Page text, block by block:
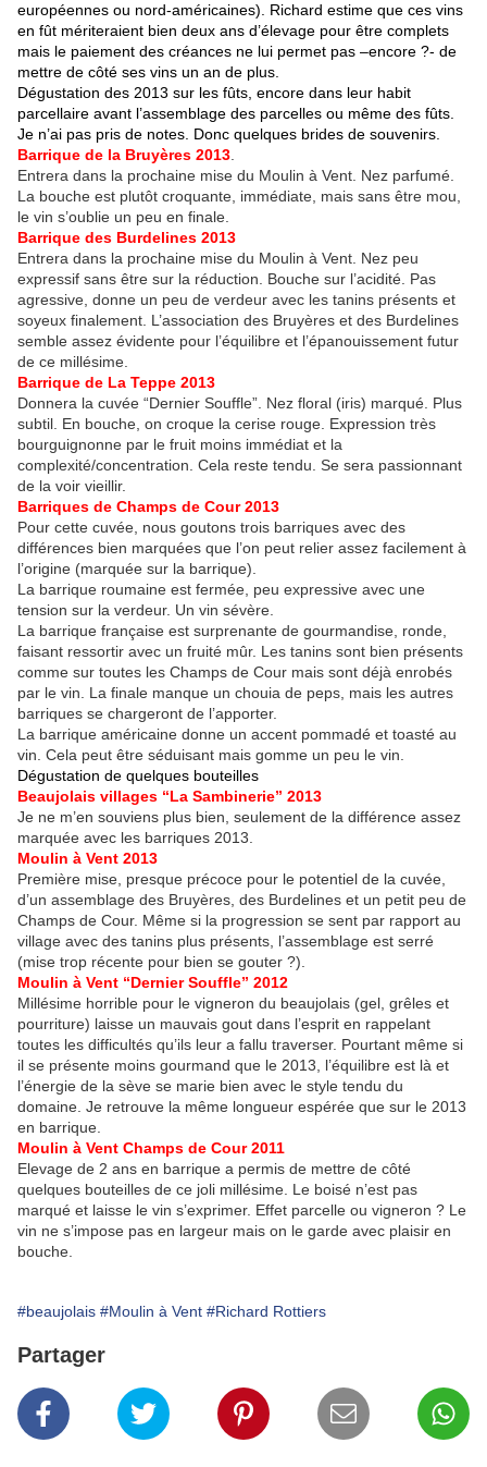
européennes ou nord-américaines). Richard estime que ces vins
en fût mériteraient bien deux ans d’élevage pour être complets
mais le paiement des créances ne lui permet pas –encore ?- de
mettre de côté ses vins un an de plus.
Dégustation des 2013 sur les fûts, encore dans leur habit
parcellaire avant l’assemblage des parcelles ou même des fûts.
Je n’ai pas pris de notes. Donc quelques brides de souvenirs.
Barrique de la Bruyères 2013
Entrera dans la prochaine mise du Moulin à Vent. Nez parfumé.
La bouche est plutôt croquante, immédiate, mais sans être mou,
le vin s’oublie un peu en finale.
Barrique des Burdelines 2013
Entrera dans la prochaine mise du Moulin à Vent. Nez peu
expressif sans être sur la réduction. Bouche sur l’acidité. Pas
agressive, donne un peu de verdeur avec les tanins présents et
soyeux finalement. L’association des Bruyères et des Burdelines
semble assez évidente pour l’équilibre et l’épanouissement futur
de ce millésime.
Barrique de La Teppe 2013
Donnera la cuvée “Dernier Souffle”. Nez floral (iris) marqué. Plus
subtil. En bouche, on croque la cerise rouge. Expression très
bourguignonne par le fruit moins immédiat et la
complexité/concentration. Cela reste tendu. Se sera passionnant
de la voir vieillir.
Barriques de Champs de Cour 2013
Pour cette cuvée, nous goutons trois barriques avec des
différences bien marquées que l’on peut relier assez facilement à
l’origine (marquée sur la barrique).
La barrique roumaine est fermée, peu expressive avec une
tension sur la verdeur. Un vin sévère.
La barrique française est surprenante de gourmandise, ronde,
faisant ressortir avec un fruité mûr. Les tanins sont bien présents
comme sur toutes les Champs de Cour mais sont déjà enrobés
par le vin. La finale manque un chouia de peps, mais les autres
barriques se chargeront de l’apporter.
La barrique américaine donne un accent pommadé et toasté au
vin. Cela peut être séduisant mais gomme un peu le vin.
Dégustation de quelques bouteilles
Beaujolais villages “La Sambinerie” 2013
Je ne m’en souviens plus bien, seulement de la différence assez
marquée avec les barriques 2013.
Moulin à Vent 2013
Première mise, presque précoce pour le potentiel de la cuvée,
d’un assemblage des Bruyères, des Burdelines et un petit peu de
Champs de Cour. Même si la progression se sent par rapport au
village avec des tanins plus présents, l’assemblage est serré
(mise trop récente pour bien se gouter ?).
Moulin à Vent “Dernier Souffle” 2012
Millésime horrible pour le vigneron du beaujolais (gel, grêles et
pourriture) laisse un mauvais gout dans l’esprit en rappelant
toutes les difficultés qu’ils leur a fallu traverser. Pourtant même si
il se présente moins gourmand que le 2013, l’équilibre est là et
l’énergie de la sève se marie bien avec le style tendu du
domaine. Je retrouve la même longueur espérée que sur le 2013
en barrique.
Moulin à Vent Champs de Cour 2011
Elevage de 2 ans en barrique a permis de mettre de côté
quelques bouteilles de ce joli millésime. Le boisé n’est pas
marqué et laisse le vin s’exprimer. Effet parcelle ou vigneron ? Le
vin ne s’impose pas en largeur mais on le garde avec plaisir en
bouche.
#beaujolais #Moulin à Vent #Richard Rottiers
Partager